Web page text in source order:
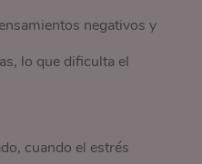
negativos y
lo que dificulta el
cuando el estrés